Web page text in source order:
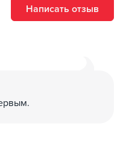
Написать отзыв